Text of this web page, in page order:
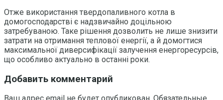
Отже використання твердопаливного котла в
домогосподарстві є надзвичайно доцільною
затребуваною. Таке рішення дозволить не лише знизити
затрати на отримання теплової енергії, а й домогтися
максимальної диверсифікації залучення енергоресурсів,
що особливо актуально в останні роки.
Добавить комментарий